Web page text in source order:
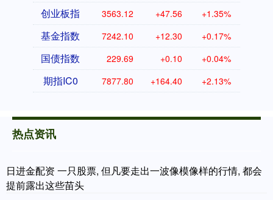
创业板指 3563.12 +47.56 +1.35%
基金指数 7242.10 +12.30 +0.17%
国债指数 229.69 +0.10 +0.04%
期指IC0 7877.80 +164.40 +2.13%
热点资讯
日进金配资 一只股票, 但凡要走出一波像模像样的行情, 都会
提前露出这些苗头